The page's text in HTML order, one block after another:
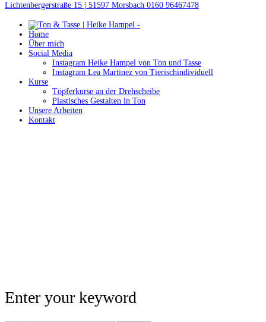
Lichtenbergerstraße 15 | 51597 Morsbach 0160 96467478
Home
Über mich
Social Media
Instagram Heike Hampel von Ton und Tasse
Instagram Lea Martinez von Tierischindividuell
Kurse
Töpferkurse an der Drehscheibe
Plastisches Gestalten in Ton
Unsere Arbeiten
Kontakt
Enter your keyword